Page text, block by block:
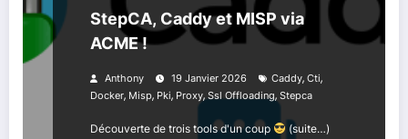
StepCA, Caddy et MISP via
ACME !
Anthony 19 Janvier 2026 Caddy, Cti,
Docker, Misp, Pki, Proxy, Ssl Offloading, Stepca
Découverte de trois tools d'un coup (suite…)